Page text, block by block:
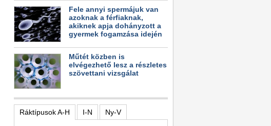
Fele annyi spermájuk van
azoknak a férfiaknak,
akiknek apja dohányzott a
gyermek fogamzása idején
Műtét közben is
elvégezhető lesz a részletes
szövettani vizsgálat
Ráktípusok A-H I-N Ny-V